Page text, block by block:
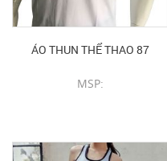
ÁO THUN THỂ THAO 87
MSP: